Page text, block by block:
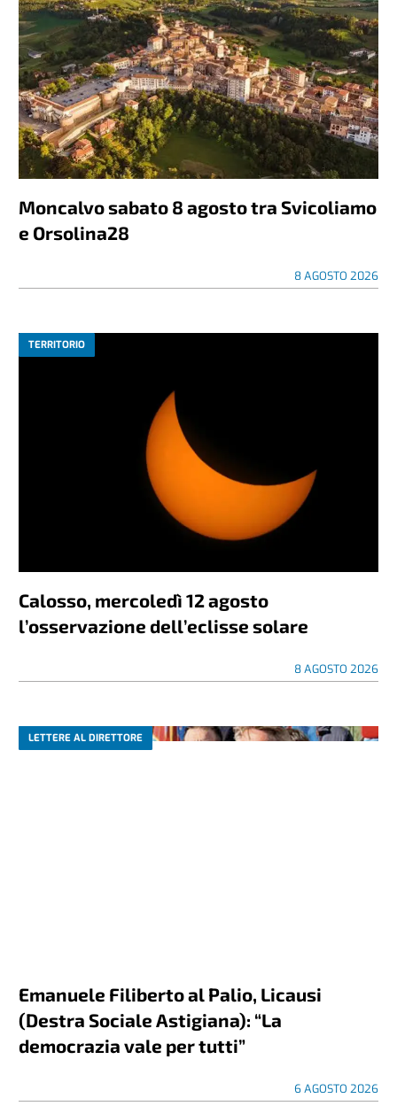
Moncalvo sabato 8 agosto tra Svicoliamo
e Orsolina28
8 AGOSTO 2026
TERRITORIO
Calosso, mercoledì 12 agosto
l’osservazione dell’eclisse solare
8 AGOSTO 2026
LETTERE AL DIRETTORE
Emanuele Filiberto al Palio, Licausi
(Destra Sociale Astigiana): “La
democrazia vale per tutti”
6 AGOSTO 2026